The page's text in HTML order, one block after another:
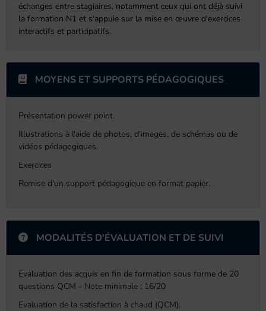
échanges entre stagiaires, notamment ceux qui ont déjà suivi
la formation N1 et s'appuie sur la mise en œuvre d'exercices
interactifs et participatifs.
MOYENS ET SUPPORTS PÉDAGOGIQUES
Présentation power point.
Illustrations à l'aide de photos, d'images, de schémas ou de
vidéos pédagogiques.
Exercices
Remise d'un support pédagogique en format papier.
MODALITÉS D'ÉVALUATION ET DE SUIVI
Evaluation des acquis en fin de formation sous forme de 20
questions QCM - Note minimale : 16/20
Evaluation de la satisfaction à chaud (QCM).